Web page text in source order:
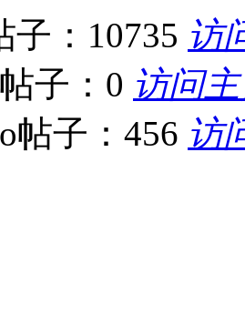
子：10735 访
帖子：0 访问
帖子：456 访